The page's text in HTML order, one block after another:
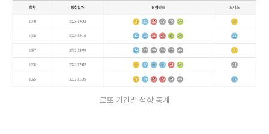
로또 기간별 색상 통계